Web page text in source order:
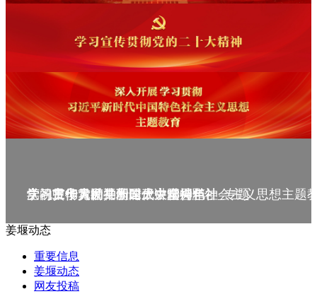
庆祝中华人民共和国成立75周年
学习贯彻党的二十届三中全会精神_专题
党的二十大精神理论大讲堂--理论
学习宣传贯彻党的二十大精神
学习贯彻习近平新时代中国特色社会主义思想主题
姜堰动态
重要信息
姜堰动态
网友投稿